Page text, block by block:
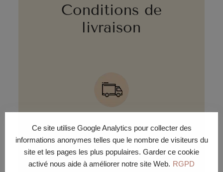
Ce site utilise Google Analytics pour collecter des
informations anonymes telles que le nombre de visiteurs du
site et les pages les plus populaires. Garder ce cookie
activé nous aide à améliorer notre site Web. RGPD
Conditions de
livraison
Livraison gratuite sous 30 jours
ouvrés en pas de porte ou pied
d'immeuble.